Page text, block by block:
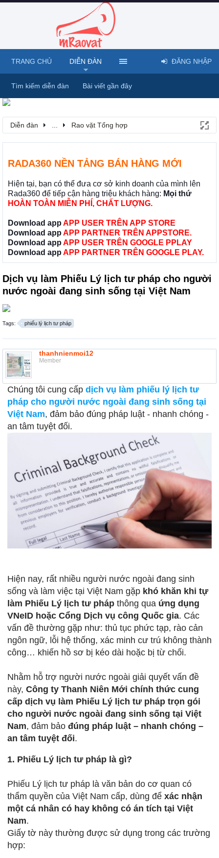
Diễn đàn Rao vặt Tổng hợp
RADA360 NỀN TẢNG BÁN HÀNG MỚI
Hiện tại, bạn có thể đưa cơ sở kinh doanh của mình lên
Rada360 để tiếp cận hàng triệu khách hàng: Mọi thứ
HOÀN TOÀN MIỄN PHÍ, CHẤT LƯỢNG.
Download app APP USER TRÊN APP STORE
Download app APP PARTNER TRÊN APPSTORE.
Download app APP USER TRÊN GOOGLE PPLAY
Download app APP PARTNER TRÊN GOOGLE PLAY.
Dịch vụ làm Phiếu Lý lịch tư pháp cho người
nước ngoài đang sinh sống tại Việt Nam
Tags: phiếu lý lịch tư pháp
thanhnienmoi12
Member
Chúng tôi cung cấp dịch vụ làm phiếu lý lịch tư
pháp cho người nước ngoài đang sinh sống tại
Việt Nam, đảm bảo đúng pháp luật - nhanh chóng -
an tâm tuyệt đối.
Hiện nay, rất nhiều người nước ngoài đang sinh
sống và làm việc tại Việt Nam gặp khó khăn khi tự
làm Phiếu Lý lịch tư pháp thông qua ứng dụng
VNeID hoặc Cổng Dịch vụ công Quốc gia. Các
vấn đề thường gặp như: thủ tục phức tạp, rào cản
ngôn ngữ, lỗi hệ thống, xác minh cư trú không thành
công… khiến hồ sơ bị kéo dài hoặc bị từ chối.
Nhằm hỗ trợ người nước ngoài giải quyết vấn đề
này, Công ty Thanh Niên Mới chính thức cung
cấp dịch vụ làm Phiếu Lý lịch tư pháp trọn gói
cho người nước ngoài đang sinh sống tại Việt
Nam, đảm bảo đúng pháp luật – nhanh chóng –
an tâm tuyệt đối.
1. Phiếu Lý lịch tư pháp là gì?
Phiếu Lý lịch tư pháp là văn bản do cơ quan có
thẩm quyền của Việt Nam cấp, dùng để xác nhận
một cá nhân có hay không có án tích tại Việt
Nam.
Giấy tờ này thường được sử dụng trong các trường
hợp:
TRANG CHỦ DIỄN ĐÀN
Tìm kiếm diễn đàn Bài viết gần đây
ĐĂNG NHẬP